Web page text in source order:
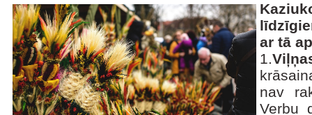
ar tā
1.
nav
Verbu